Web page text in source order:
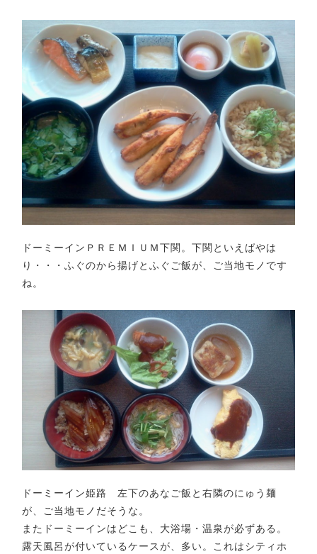
ドーミーインＰＲＥＭＩＵＭ下関。下関といえばやは
り・・・ふぐのから揚げとふぐご飯が、ご当地モノです
ね。
ドーミーイン姫路 左下のあなご飯と右隣のにゅう麺
が、ご当地モノだそうな。
またドーミーインはどこも、大浴場・温泉が必ずある。
露天風呂が付いているケースが、多い。これはシティホ